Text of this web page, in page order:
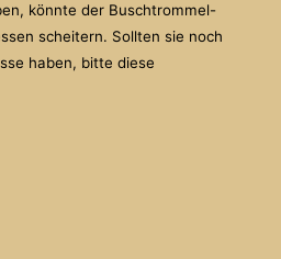
könnte der Buschtrommel-
scheitern. Sollten sie noch
haben, bitte diese